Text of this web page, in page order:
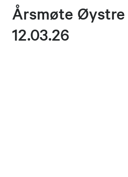
Årsmøte Øystre
12.03.26